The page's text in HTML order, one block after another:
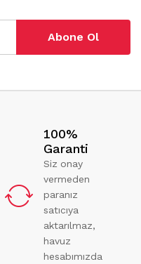
Abone Ol
100%
Garanti
Siz onay
vermeden
paranız
satıcıya
aktarılmaz,
havuz
hesabımızda